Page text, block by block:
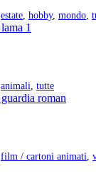
estate, hobby, mondo,
animali, tutte
film / cartoni animati,